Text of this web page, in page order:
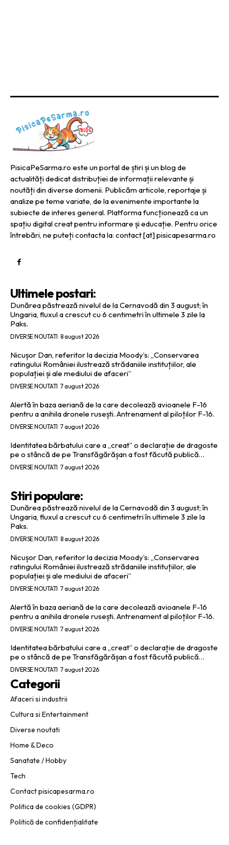
PisicaPeSarma.ro este un portal de știri și un blog de
actualități dedicat distribuției de informații relevante și
noutăți din diverse domenii. Publicăm articole, reportaje și
analize pe teme variate, de la evenimente importante la
subiecte de interes general. Platforma funcționează ca un
spațiu digital creat pentru informare și educație. Pentru orice
întrebări, ne puteți contacta la: contact [at] pisicapesarma.ro
Ultimele postari:
Dunărea păstrează nivelul de la Cernavodă din 3 august; în
Ungaria, fluxul a crescut cu 6 centimetri în ultimele 3 zile la
Paks.
DIVERSE NOUTATI 8 august 2026
Nicușor Dan, referitor la decizia Moody’s: „Conservarea
ratingului României ilustrează strădaniile instituțiilor, ale
populației și ale mediului de afaceri”
DIVERSE NOUTATI 7 august 2026
Alertă în baza aeriană de la care decolează avioanele F-16
pentru a anihila dronele rusești. Antrenament al piloților F-16.
DIVERSE NOUTATI 7 august 2026
Identitatea bărbatului care a „creat” o declarație de dragoste
pe o stâncă de pe Transfăgărășan a fost făcută publică…
DIVERSE NOUTATI 7 august 2026
Stiri populare:
Dunărea păstrează nivelul de la Cernavodă din 3 august; în
Ungaria, fluxul a crescut cu 6 centimetri în ultimele 3 zile la
Paks.
DIVERSE NOUTATI 8 august 2026
Nicușor Dan, referitor la decizia Moody’s: „Conservarea
ratingului României ilustrează strădaniile instituțiilor, ale
populației și ale mediului de afaceri”
DIVERSE NOUTATI 7 august 2026
Alertă în baza aeriană de la care decolează avioanele F-16
pentru a anihila dronele rusești. Antrenament al piloților F-16.
DIVERSE NOUTATI 7 august 2026
Identitatea bărbatului care a „creat” o declarație de dragoste
pe o stâncă de pe Transfăgărășan a fost făcută publică…
DIVERSE NOUTATI 7 august 2026
Categorii
Afaceri si industrii
Cultura si Entertainment
Diverse noutati
Home & Deco
Sanatate / Hobby
Tech
Contact pisicapesarma.ro
Politica de cookies (GDPR)
Politică de confidențialitate